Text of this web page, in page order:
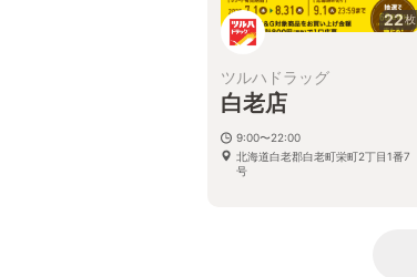
22枚
ツルハドラッグ
白老店
9:00〜22:00
北海道白老郡白老町栄町2丁目1番7
号